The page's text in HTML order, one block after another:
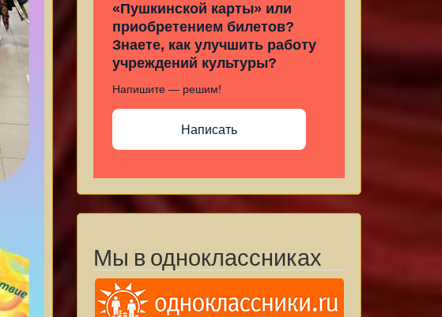
«Пушкинской карты» или
приобретением билетов?
Знаете, как улучшить работу
учреждений культуры?
Напишите — решим!
Написать
Мы в одноклассниках